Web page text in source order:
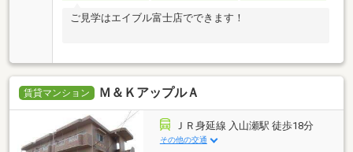
ご見学はエイブル富士店でできます！
賃貸マンション Ｍ＆ＫアップルＡ
ＪＲ身延線 入山瀬駅 徒歩18分
その他の交通